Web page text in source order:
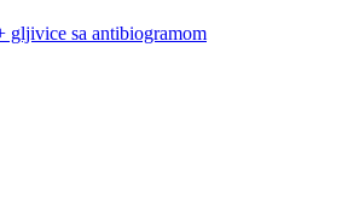
gljivice sa antibiogramom